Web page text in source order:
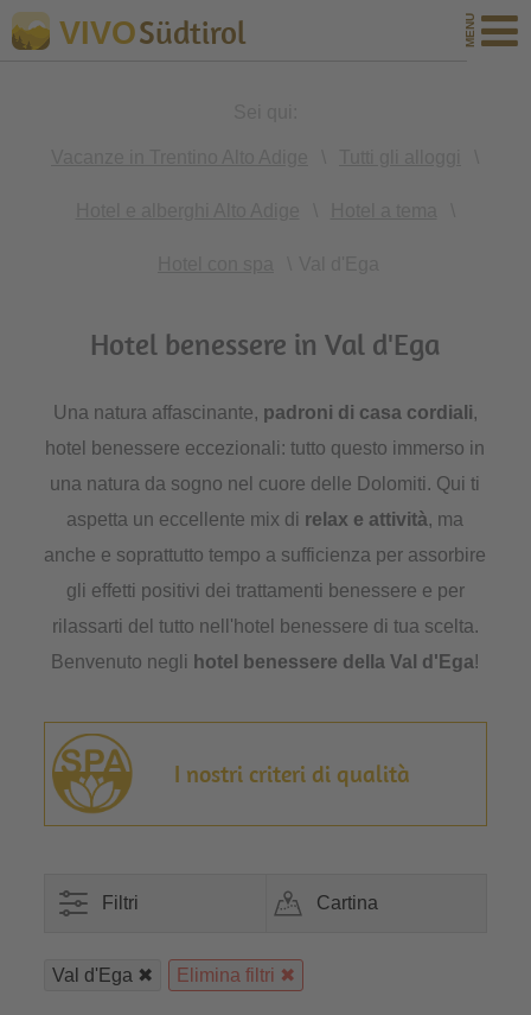
VIVOSüdtirol
Hotel benessere in Val d'Ega
Una natura affascinante, padroni di casa cordiali,
hotel benessere eccezionali: tutto questo immerso in
una natura da sogno nel cuore delle Dolomiti. Qui ti
aspetta un eccellente mix di relax e attività, ma
anche e soprattutto tempo a sufficienza per assorbire
gli effetti positivi dei trattamenti benessere e per
rilassarti del tutto nell'hotel benessere di tua scelta.
Benvenuto negli hotel benessere della Val d'Ega!
I nostri criteri di qualità
Filtri Cartina
Val d'Ega Elimina filtri